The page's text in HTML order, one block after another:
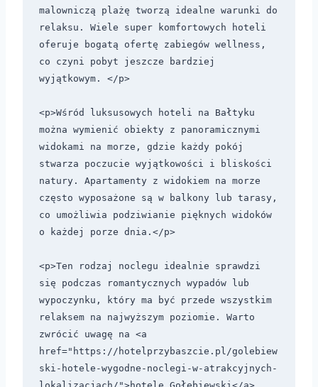
malowniczą plażę tworzą idealne warunki do
relaksu. Wiele super komfortowych hoteli
oferuje bogatą ofertę zabiegów wellness,
co czyni pobyt jeszcze bardziej
wyjątkowym. </p>
<p>Wśród luksusowych hoteli na Bałtyku
można wymienić obiekty z panoramicznymi
widokami na morze, gdzie każdy pokój
stwarza poczucie wyjątkowości i bliskości
natury. Apartamenty z widokiem na morze
często wyposażone są w balkony lub tarasy,
co umożliwia podziwianie pięknych widoków
o każdej porze dnia.</p>
<p>Ten rodzaj noclegu idealnie sprawdzi
się podczas romantycznych wypadów lub
wypoczynku, który ma być przede wszystkim
relaksem na najwyższym poziomie. Warto
zwrócić uwagę na <a
href="https://hotelprzybaszcie.pl/golebiew
ski-hotele-wygodne-noclegi-w-atrakcyjnych-